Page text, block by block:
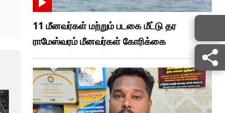
11 மீனவர்கள் மற்றும் படகை மீட்டு தர
ராமேஸ்வரம் மீனவர்கள் கோரிக்கை